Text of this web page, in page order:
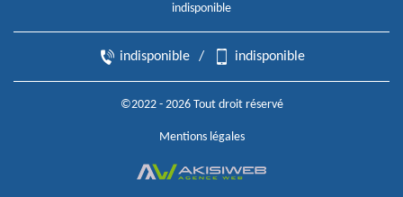
indisponible
indisponible / indisponible
©2022 - 2026 Tout droit réservé
Mentions légales